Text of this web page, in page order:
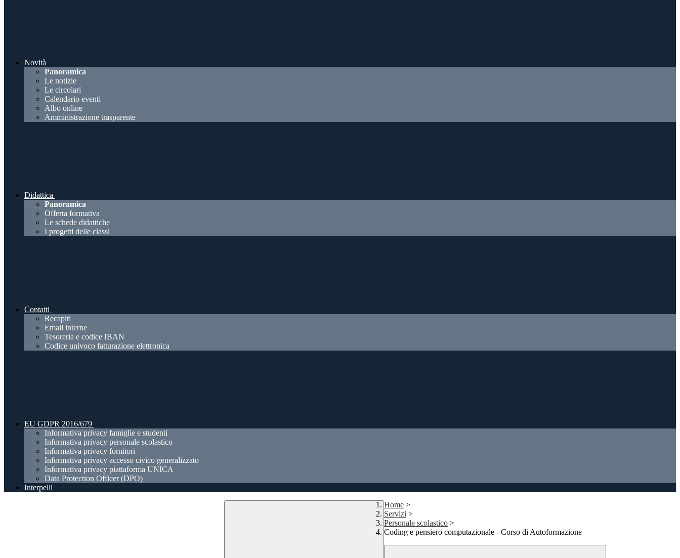
Novità
Panoramica
Le notizie
Le circolari
Calendario eventi
Albo online
Amministrazione trasparente
Didattica
Panoramica
Offerta formativa
Le schede didattiche
I progetti delle classi
Contatti
Recapiti
Email interne
Tesoreria e codice IBAN
Codice univoco fatturazione elettronica
EU GDPR 2016/679
Informativa privacy famiglie e studenti
Informativa privacy personale scolastico
Informativa privacy fornitori
Informativa privacy accesso civico generalizzato
Informativa privacy piattaforma UNICA
Data Protection Officer (DPO)
Interpelli
Home >
Servizi >
Personale scolastico >
Coding e pensiero computazionale - Corso di Autoformazione